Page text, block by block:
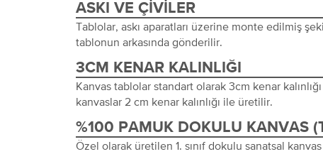
ASKI VE ÇIVILER
Tablolar, askı aparatları üzerine monte edilmiş
tablonun arkasında gönderilir.
3CM KENAR KALINLIĞI
Kanvas tablolar standart olarak 3cm kenar
kanvaslar 2 cm kenar kalınlığı ile üretilir.
%100 PAMUK DOKULU KANVAS
Özel olarak üretilen 1. sınıf dokulu sanatsal